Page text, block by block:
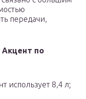
передачи,
Акцент по
использует 8,4 л;